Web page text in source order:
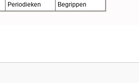
Periodieken Begrippen